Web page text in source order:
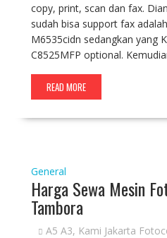
copy, print, scan dan fax.
sudah bisa support fax
M6535cidn sedangkan yang
C8525MFP optional.
READ MORE
General
Harga Sewa Mesin
Tambora
A5 A3, Kami Jakarta